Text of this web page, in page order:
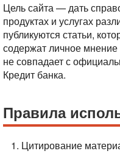
Цель сайта — дать
продуктах и услугах
публикуются статьи,
содержат личное
не совпадает с
Кредит банка.
Правила
Цитирование